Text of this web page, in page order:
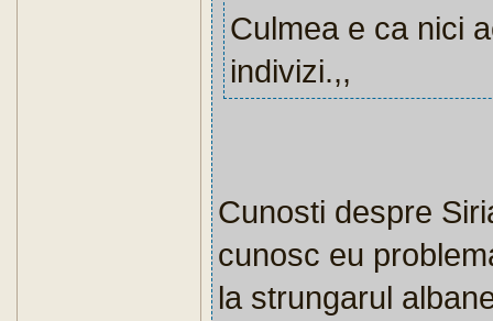
Culmea e ca nici
indivizi.,,
Cunosti despre
cunosc eu
la strungarul